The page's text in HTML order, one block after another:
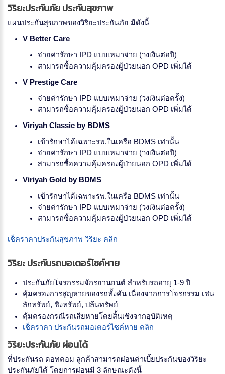
วิริยะประกันภัย ประกันสุขภาพ
แผนประกันสุขภาพของวิริยะประกันภัย มีดังนี้
V Better Care
จ่ายค่ารักษา IPD แบบเหมาจ่าย (วงเงินต่อปี)
สามารถซื้อความคุ้มครองผู้ป่วยนอก OPD เพิ่มได้
V Prestige Care
จ่ายค่ารักษา IPD แบบเหมาจ่าย (วงเงินต่อครั้ง)
สามารถซื้อความคุ้มครองผู้ป่วยนอก OPD เพิ่มได้
Viriyah Classic by BDMS
เข้ารักษาได้เฉพาะรพ.ในเครือ BDMS เท่านั้น
จ่ายค่ารักษา IPD แบบเหมาจ่าย (วงเงินต่อปี)
สามารถซื้อความคุ้มครองผู้ป่วยนอก OPD เพิ่มได้
Viriyah Gold by BDMS
เข้ารักษาได้เฉพาะรพ.ในเครือ BDMS เท่านั้น
จ่ายค่ารักษา IPD แบบเหมาจ่าย (วงเงินต่อครั้ง)
สามารถซื้อความคุ้มครองผู้ป่วยนอก OPD เพิ่มได้
เช็คราคาประกันสุขภาพ วิริยะ คลิก
วิริยะ ประกันรถมอเตอร์ไซค์หาย
ประกันภัยโจรกรรมจักรยานยนต์ สำหรับรถอายุ 1-9 ปี
คุ้มครองการสูญหายของรถทั้งคัน เนื่องจากการโจรกรรม เช่น
ลักทรัพย์, ชิงทรัพย์, ปล้นทรัพย์
คุ้มครองกรณีรถเสียหายโดยสิ้นเชิงจากอุบัติเหตุ
เช็คราคา ประกันรถมอเตอร์ไซค์หาย คลิก
วิริยะประกันภัย ผ่อนได้
ที่ประกันรถ ดอทคอม ลูกค้าสามารถผ่อนค่าเบี้ยประกันของวิริยะ
ประกันภัยได้ โดยการผ่อนมี 3 ลักษณะดังนี้